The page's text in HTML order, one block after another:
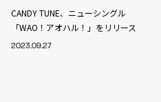
CANDY TUNE、ニューシングル
「WAO！アオハル！」をリリース
2023.09.27